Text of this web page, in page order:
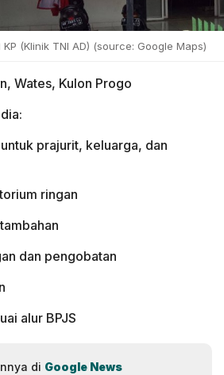
KP (Klinik TNI AD) (source: Google Maps)
Wates, Kulon Progo
prajurit, keluarga, dan
ringan
dan pengobatan
alur BPJS
di Google News